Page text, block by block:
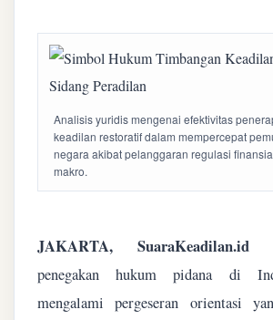
Analisis yuridis mengenai efektivitas
keadilan restoratif dalam mempercepat
negara akibat pelanggaran regulasi
makro.
JAKARTA, SuaraKeadilan.id
penegakan hukum pidana di
mengalami pergeseran orientasi